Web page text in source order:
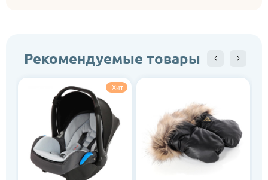
Рекомендуемые товары
Хит